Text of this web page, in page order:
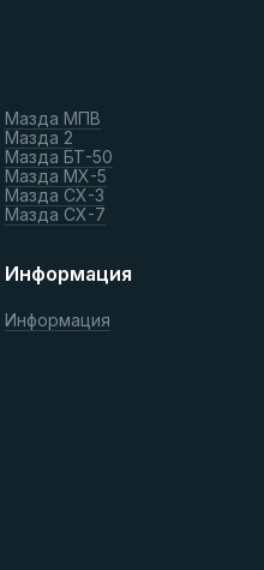
Мазда МПВ
Мазда 2
Мазда БТ-50
Мазда МХ-5
Мазда СХ-3
Мазда СХ-7
Информация
Информация